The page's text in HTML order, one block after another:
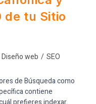
de tu Sitio
Diseño web / SEO
de Búsqueda como
contiene